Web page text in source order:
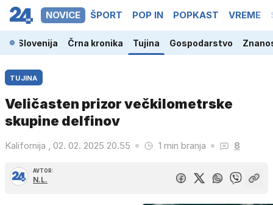
NOVICE ŠPORT POP IN POPKAST VREME
Slovenija Črna kronika Tujina Gospodarstvo
TUJINA
Veličasten prizor večkilometrske
skupine delfinov
Kalifornija , 02. 02. 2025 20.55 1 min branja 8
AVTOR:
N.L.